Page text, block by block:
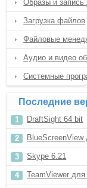
Образы и запись
Загрузка файлов
Файловые
Аудио и видео
Системные
Последние
DraftSight 64 bit
Skype 6.21
TeamViewer